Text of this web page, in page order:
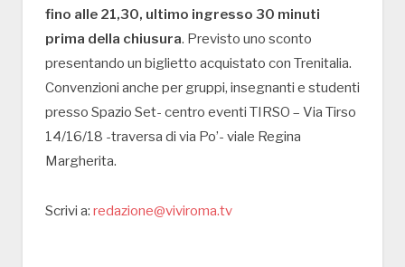
fino alle 21,30, ultimo ingresso 30 minuti
prima della chiusura. Previsto uno sconto
presentando un biglietto acquistato con Trenitalia.
Convenzioni anche per gruppi, insegnanti e studenti
presso Spazio Set- centro eventi TIRSO – Via Tirso
14/16/18 -traversa di via Po’- viale Regina
Margherita.
Scrivi a: redazione@viviroma.tv